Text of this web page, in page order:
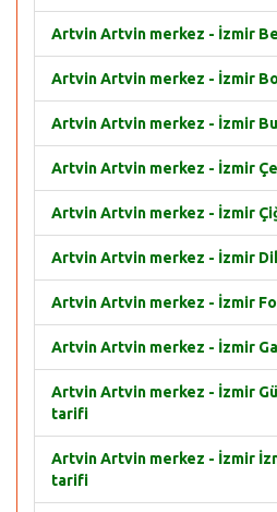
Artvin Artvin merkez - İzmir
Artvin Artvin merkez - İzmir
Artvin Artvin merkez - İzmir
Artvin Artvin merkez - İzmir
Artvin Artvin merkez - İzmir
Artvin Artvin merkez - İzmir
Artvin Artvin merkez - İzmir
Artvin Artvin merkez - İzmir
Artvin Artvin merkez - İzmir
tarifi
Artvin Artvin merkez - İzmir
tarifi